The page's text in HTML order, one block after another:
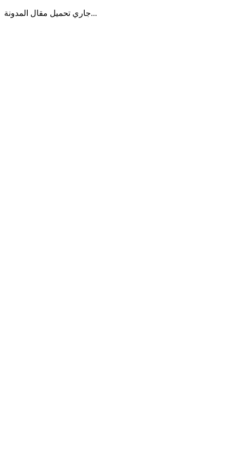
جاري تحميل مقال المدونة...